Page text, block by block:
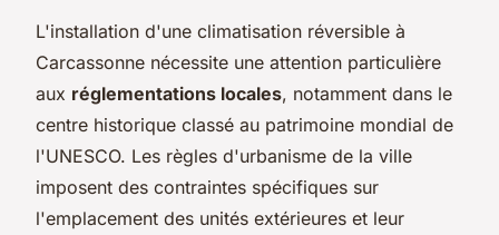
L'installation d'une climatisation réversible à
Carcassonne nécessite une attention particulière
aux réglementations locales, notamment dans le
centre historique classé au patrimoine mondial de
l'UNESCO. Les règles d'urbanisme de la ville
imposent des contraintes spécifiques sur
l'emplacement des unités extérieures et leur